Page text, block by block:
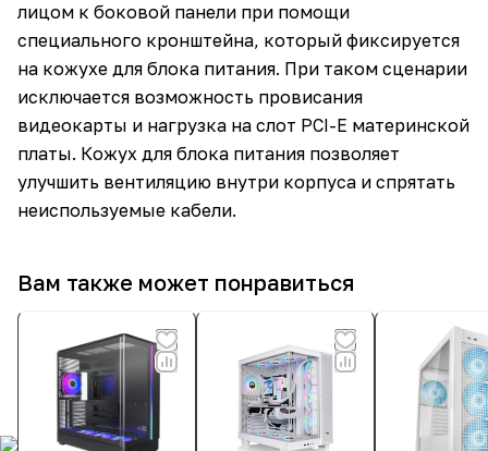
лицом к боковой панели при помощи
специального кронштейна, который фиксируется
на кожухе для блока питания. При таком сценарии
исключается возможность провисания
видеокарты и нагрузка на слот PCI-E материнской
платы. Кожух для блока питания позволяет
улучшить вентиляцию внутри корпуса и спрятать
неиспользуемые кабели.
Вам также может понравиться